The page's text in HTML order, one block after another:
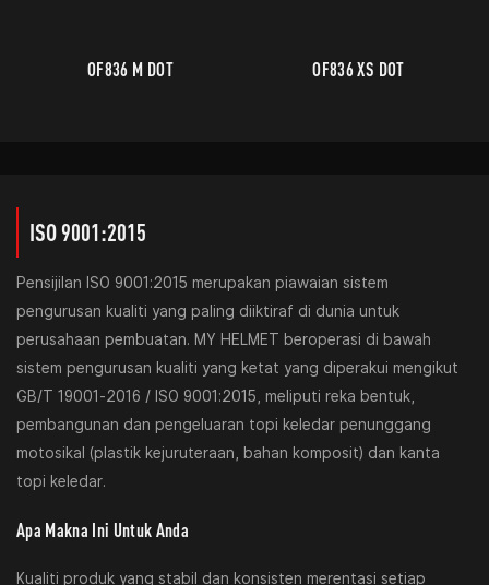
OF836 M DOT OF836 XS DOT
ISO 9001:2015
Pensijilan ISO 9001:2015 merupakan piawaian sistem
pengurusan kualiti yang paling diiktiraf di dunia untuk
perusahaan pembuatan. MY HELMET beroperasi di bawah
sistem pengurusan kualiti yang ketat yang diperakui mengikut
GB/T 19001-2016 / ISO 9001:2015, meliputi reka bentuk,
pembangunan dan pengeluaran topi keledar penunggang
motosikal (plastik kejuruteraan, bahan komposit) dan kanta
topi keledar.
Apa Makna Ini Untuk Anda
Kualiti produk yang stabil dan konsisten merentasi setiap